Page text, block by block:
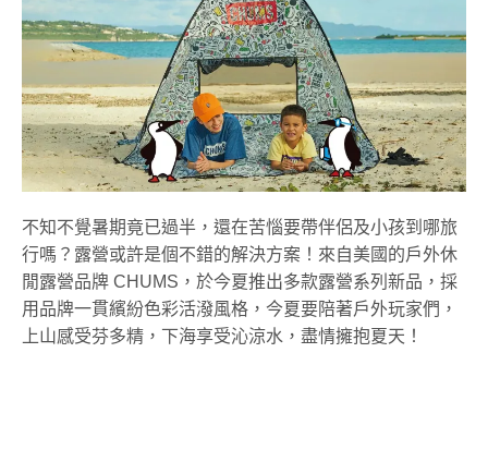
不知不覺暑期竟已過半，還在苦惱要帶伴侶及小孩到哪旅
行嗎？露營或許是個不錯的解決方案！來自美國的戶外休
閒露營品牌 CHUMS，於今夏推出多款露營系列新品，採
用品牌一貫繽紛色彩活潑風格，今夏要陪著戶外玩家們，
上山感受芬多精，下海享受沁涼水，盡情擁抱夏天！